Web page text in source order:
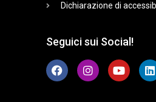
Dichiarazione di
Seguici sui Social!